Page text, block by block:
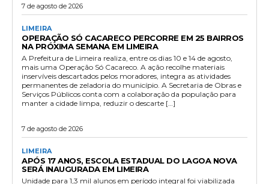
7 de agosto de 2026
LIMEIRA
OPERAÇÃO SÓ CACARECO PERCORRE EM 25 BAIRROS
NA PRÓXIMA SEMANA EM LIMEIRA
A Prefeitura de Limeira realiza, entre os dias 10 e 14 de agosto,
mais uma Operação Só Cacareco. A ação recolhe materiais
inservíveis descartados pelos moradores, integra as atividades
permanentes de zeladoria do município. A Secretaria de Obras e
Serviços Públicos conta com a colaboração da população para
manter a cidade limpa, reduzir o descarte […]
7 de agosto de 2026
LIMEIRA
APÓS 17 ANOS, ESCOLA ESTADUAL DO LAGOA NOVA
SERÁ INAUGURADA EM LIMEIRA
Unidade para 1,3 mil alunos em período integral foi viabilizada